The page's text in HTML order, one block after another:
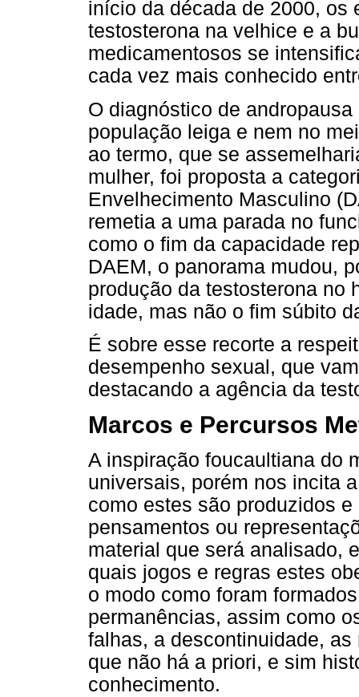
início da década de 2000, os
testosterona na velhice e a
medicamentosos se
cada vez mais conhecido
O diagnóstico de
população leiga e nem no
ao termo, que se
mulher, foi proposta a
Envelhecimento Masculino
remetia a uma parada no
como o fim da capacidade
DAEM, o panorama mudou,
produção da testosterona no
idade, mas não o fim súbito
É sobre esse recorte a
desempenho sexual, que
destacando a agência da
Marcos e Percursos
A inspiração foucaultiana do
universais, porém nos incita
como estes são produzidos
pensamentos ou
material que será analisado,
quais jogos e regras estes
o modo como foram
permanências, assim como
falhas, a descontinuidade,
que não há a priori, e sim
conhecimento.